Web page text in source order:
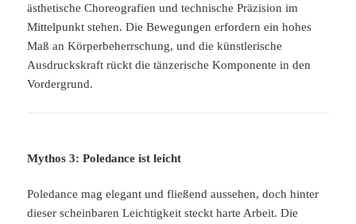
ästhetische Choreografien und technische Präzision im
Mittelpunkt stehen. Die Bewegungen erfordern ein hohes
Maß an Körperbeherrschung, und die künstlerische
Ausdruckskraft rückt die tänzerische Komponente in den
Vordergrund.
Mythos 3: Poledance ist leicht
Poledance mag elegant und fließend aussehen, doch hinter
dieser scheinbaren Leichtigkeit steckt harte Arbeit. Die